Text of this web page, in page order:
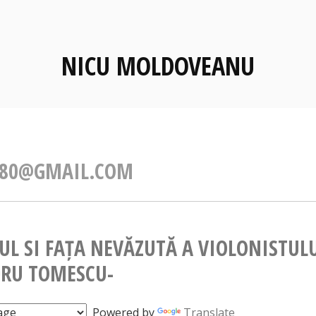
NICU MOLDOVEANU
SI FAȚA NEVĂZUTĂ A
TOMESCU-
Powered by Translate